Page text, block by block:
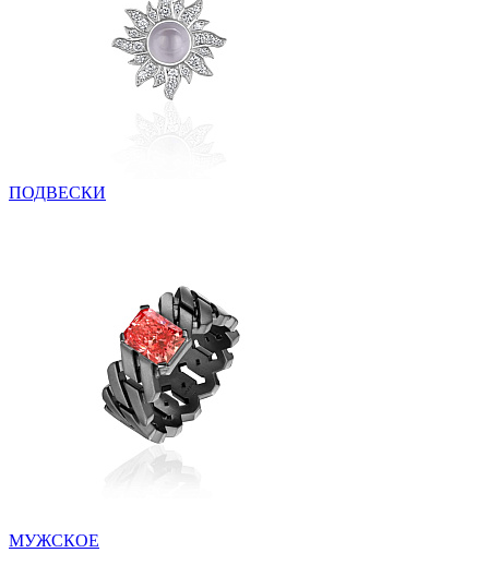
ПОДВЕСКИ
МУЖСКОЕ